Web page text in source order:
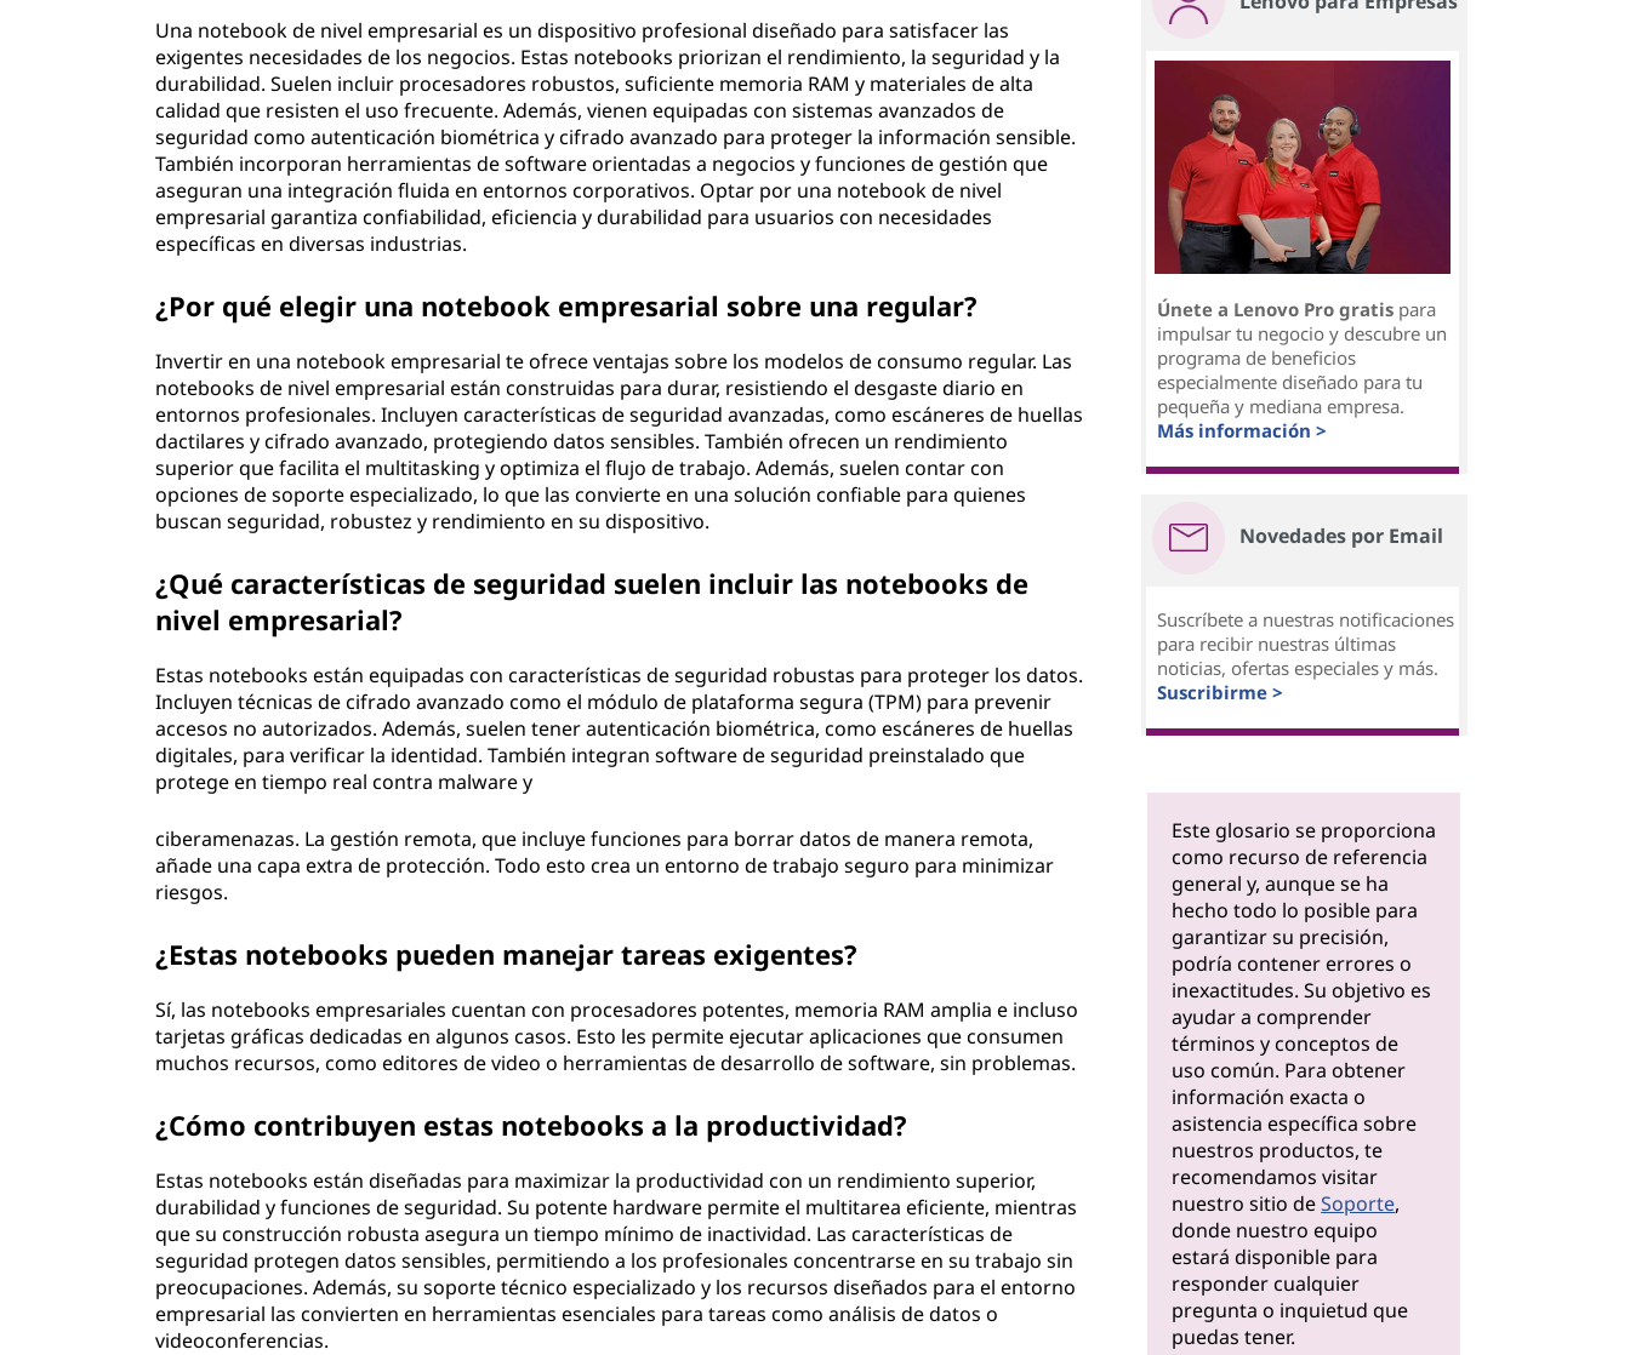
Una notebook de nivel empresarial es un dispositivo profesional diseñado para satisfacer las
exigentes necesidades de los negocios. Estas notebooks priorizan el rendimiento, la seguridad y la
durabilidad. Suelen incluir procesadores robustos, suficiente memoria RAM y materiales de alta
calidad que resisten el uso frecuente. Además, vienen equipadas con sistemas avanzados de
seguridad como autenticación biométrica y cifrado avanzado para proteger la información sensible.
También incorporan herramientas de software orientadas a negocios y funciones de gestión que
aseguran una integración fluida en entornos corporativos. Optar por una notebook de nivel
empresarial garantiza confiabilidad, eficiencia y durabilidad para usuarios con necesidades
específicas en diversas industrias.
¿Por qué elegir una notebook empresarial sobre una regular?
Invertir en una notebook empresarial te ofrece ventajas sobre los modelos de consumo regular. Las
notebooks de nivel empresarial están construidas para durar, resistiendo el desgaste diario en
entornos profesionales. Incluyen características de seguridad avanzadas, como escáneres de huellas
dactilares y cifrado avanzado, protegiendo datos sensibles. También ofrecen un rendimiento
superior que facilita el multitasking y optimiza el flujo de trabajo. Además, suelen contar con
opciones de soporte especializado, lo que las convierte en una solución confiable para quienes
buscan seguridad, robustez y rendimiento en su dispositivo.
¿Qué características de seguridad suelen incluir las notebooks de
nivel empresarial?
Estas notebooks están equipadas con características de seguridad robustas para proteger los datos.
Incluyen técnicas de cifrado avanzado como el módulo de plataforma segura (TPM) para prevenir
accesos no autorizados. Además, suelen tener autenticación biométrica, como escáneres de huellas
digitales, para verificar la identidad. También integran software de seguridad preinstalado que
protege en tiempo real contra malware y
ciberamenazas. La gestión remota, que incluye funciones para borrar datos de manera remota,
añade una capa extra de protección. Todo esto crea un entorno de trabajo seguro para minimizar
riesgos.
¿Estas notebooks pueden manejar tareas exigentes?
Sí, las notebooks empresariales cuentan con procesadores potentes, memoria RAM amplia e incluso
tarjetas gráficas dedicadas en algunos casos. Esto les permite ejecutar aplicaciones que consumen
muchos recursos, como editores de video o herramientas de desarrollo de software, sin problemas.
¿Cómo contribuyen estas notebooks a la productividad?
Estas notebooks están diseñadas para maximizar la productividad con un rendimiento superior,
durabilidad y funciones de seguridad. Su potente hardware permite el multitarea eficiente, mientras
que su construcción robusta asegura un tiempo mínimo de inactividad. Las características de
seguridad protegen datos sensibles, permitiendo a los profesionales concentrarse en su trabajo sin
preocupaciones. Además, su soporte técnico especializado y los recursos diseñados para el entorno
empresarial las convierten en herramientas esenciales para tareas como análisis de datos o
videoconferencias.
Únete a Lenovo Pro gratispara
impulsar tu negocio y descubre un
programa de beneficios
especialmente diseñado para tu
pequeña y mediana empresa.
Más información >
Novedades por Email
Suscríbete a nuestras notificaciones
para recibir nuestras últimas
noticias, ofertas especiales y más.
Suscribirme >
Este glosario se proporciona
como recurso de referencia
general y, aunque se ha
hecho todo lo posible para
garantizar su precisión,
podría contener errores o
inexactitudes. Su objetivo es
ayudar a comprender
términos y conceptos de
uso común. Para obtener
información exacta o
asistencia específica sobre
nuestros productos, te
recomendamos visitar
nuestro sitio deSoporte,
donde nuestro equipo
estará disponible para
responder cualquier
pregunta o inquietud que
puedas tener.